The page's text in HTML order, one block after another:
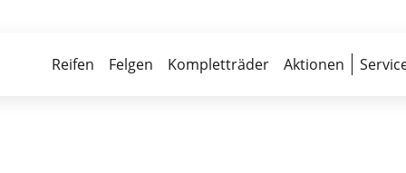
Reifen Felgen Kompletträder Aktionen